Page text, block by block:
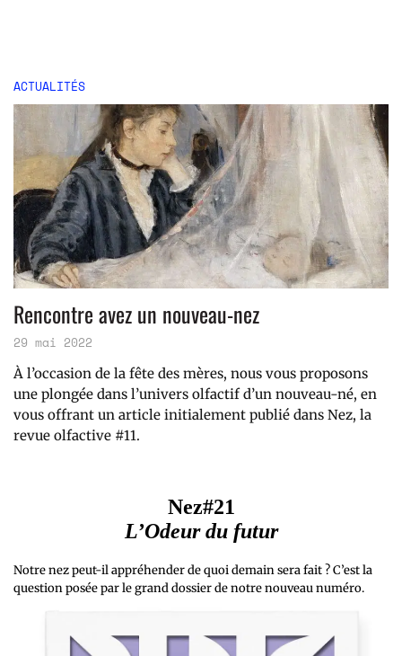
ACTUALITÉS
Rencontre avez un nouveau-nez
29 mai 2022
À l’occasion de la fête des mères, nous vous proposons
une plongée dans l’univers olfactif d’un nouveau-né, en
vous offrant un article initialement publié dans Nez, la
revue olfactive #11.
Nez#21
L’Odeur du futur
Notre nez peut-il appréhender de quoi demain sera fait ? C’est la
question posée par le grand dossier de notre nouveau numéro.